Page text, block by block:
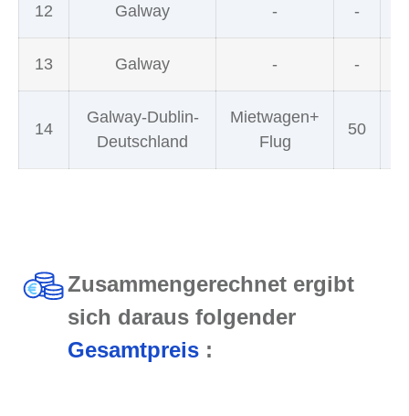
12 Galway - -
13 Galway - -
14
Galway-Dublin-
Deutschland
Mietwagen+
Flug
50
Zusammengerechnet ergibt
sich daraus folgender
Gesamtpreis :